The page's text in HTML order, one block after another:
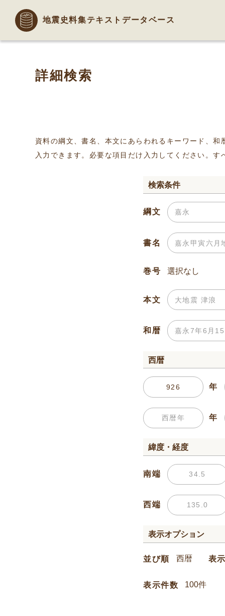
地震史料集テキストデータベース
詳細検索
資料の綱文、書名、本文にあらわれるキーワード、
入力できます。必要な項目だけ入力してください。
検索条件
綱文
書名
巻号
本文
和暦
西暦
年
年
緯度・経度
南端
西端
表示オプション
並び順 表
表示件数